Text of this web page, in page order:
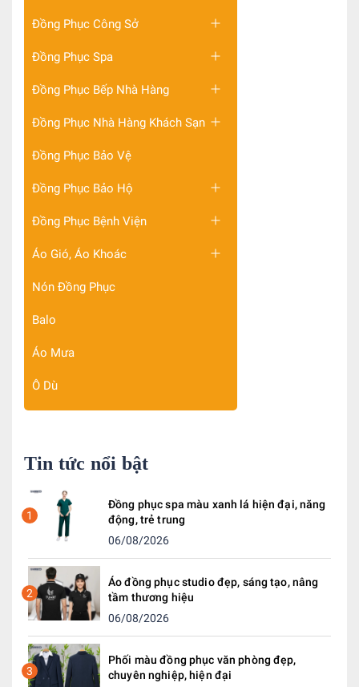
Đồng Phục Công Sở
Đồng Phục Spa
Đồng Phục Bếp Nhà Hàng
Đồng Phục Nhà Hàng Khách Sạn
Đồng Phục Bảo Vệ
Đồng Phục Bảo Hộ
Đồng Phục Bệnh Viện
Áo Gió, Áo Khoác
Nón Đồng Phục
Balo
Áo Mưa
Ô Dù
Tin tức nổi bật
1
Đồng phục spa màu xanh lá hiện đại, năng
động, trẻ trung
06/08/2026
2
Áo đồng phục studio đẹp, sáng tạo, nâng
tầm thương hiệu
06/08/2026
3
Phối màu đồng phục văn phòng đẹp,
chuyên nghiệp, hiện đại